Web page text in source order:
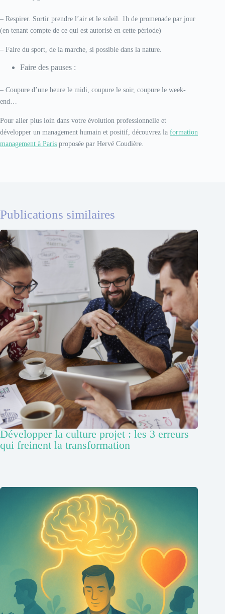
– Respirer. Sortir prendre l’air et le soleil. 1h de promenade par jour
(en tenant compte de ce qui est autorisé en cette période)
– Faire du sport, de la marche, si possible dans la nature.
Faire des pauses :
– Coupure d’une heure le midi, coupure le soir, coupure le week-
end…
Pour aller plus loin dans votre évolution professionnelle et
développer un management humain et positif, découvrez la formation
management à Paris proposée par Hervé Coudière.
Publications similaires
Développer la culture projet : les 3 erreurs
qui freinent la transformation